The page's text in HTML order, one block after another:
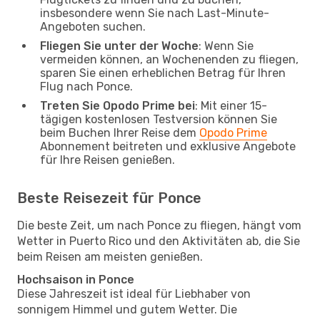
insbesondere wenn Sie nach Last-Minute-
Angeboten suchen.
Fliegen Sie unter der Woche: Wenn Sie
vermeiden können, an Wochenenden zu fliegen,
sparen Sie einen erheblichen Betrag für Ihren
Flug nach Ponce.
Treten Sie Opodo Prime bei: Mit einer 15-
tägigen kostenlosen Testversion können Sie
beim Buchen Ihrer Reise dem Opodo Prime
Abonnement beitreten und exklusive Angebote
für Ihre Reisen genießen.
Beste Reisezeit für Ponce
Die beste Zeit, um nach Ponce zu fliegen, hängt vom
Wetter in Puerto Rico und den Aktivitäten ab, die Sie
beim Reisen am meisten genießen.
Hochsaison in Ponce
Diese Jahreszeit ist ideal für Liebhaber von
sonnigem Himmel und gutem Wetter. Die